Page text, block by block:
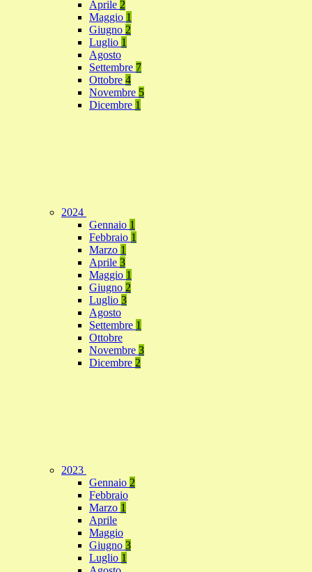
Aprile 2
Maggio 1
Giugno 2
Luglio 1
Agosto
Settembre 7
Ottobre 4
Novembre 5
Dicembre 1
2024
Gennaio 1
Febbraio 1
Marzo 1
Aprile 3
Maggio 1
Giugno 2
Luglio 3
Agosto
Settembre 1
Ottobre
Novembre 3
Dicembre 2
2023
Gennaio 2
Febbraio
Marzo 1
Aprile
Maggio
Giugno 3
Luglio 1